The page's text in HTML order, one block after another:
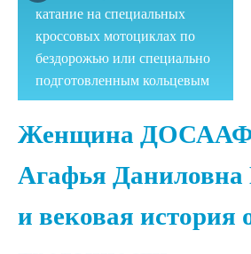
катание на специальных
кроссовых мотоциклах по
бездорожью или специально
подготовленным кольцевым
трассам.
Парашютный спорт
включает в себя как действия
пилотированием купола, так
Женщина
Агафья Даниловна
и вековая история